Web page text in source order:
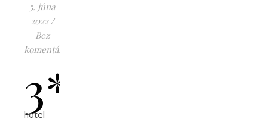
5. júna
2022 /
Bez
komentárov
3*
hotel